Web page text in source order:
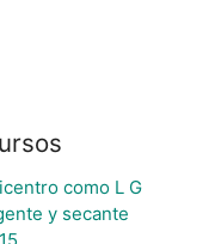
como L G
y secante